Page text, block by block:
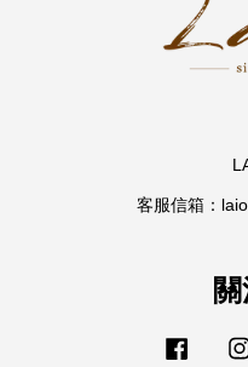
客服信箱：